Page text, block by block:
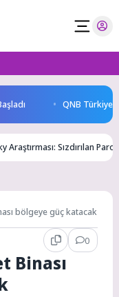
QNB Türkiye
Araştırması: Sızdırılan
bölgeye güç katacak
0
Binası